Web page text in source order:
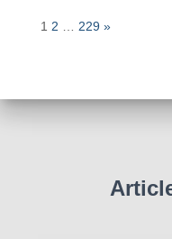
P
:
1 2 229 N
»